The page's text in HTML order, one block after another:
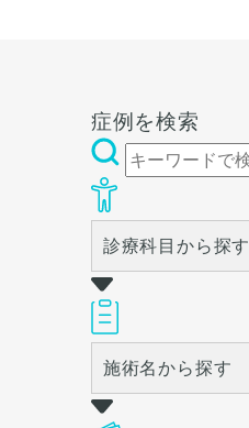
症例を検索
診療科目から探す
施術名から探す